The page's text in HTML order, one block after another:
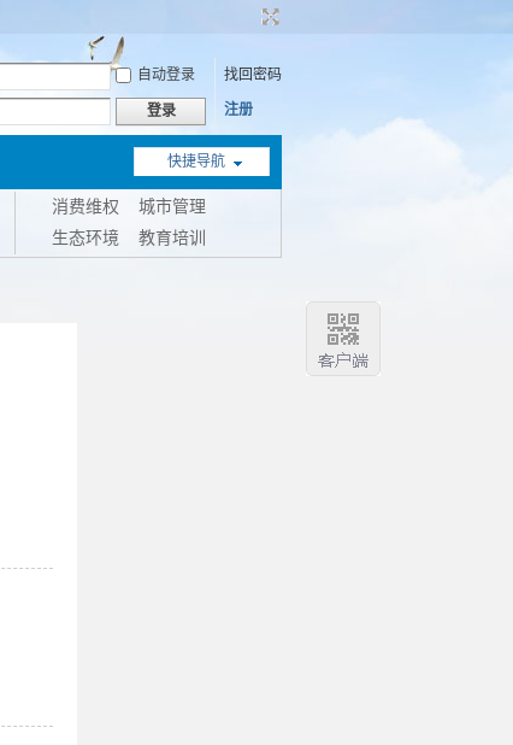
自动登录 找回密码
登录 注册
快捷导航
消费维权
城市管理
生态环境
教育培训